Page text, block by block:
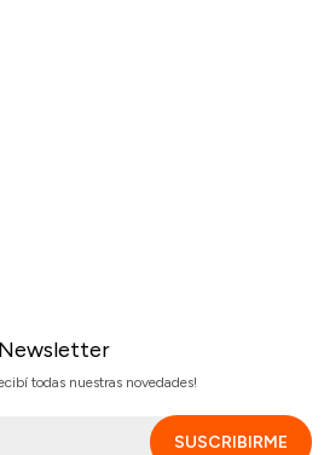
Newsletter
todas nuestras novedades!
SUSCRIBIRME